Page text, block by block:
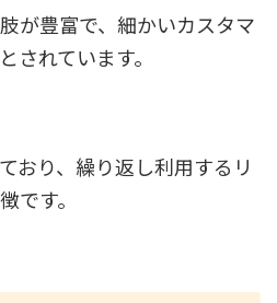
が豊富で、細かいカスタマ
されています。
おり、繰り返し利用するリ
です。